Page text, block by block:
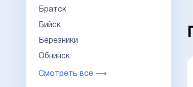
Братск
Бийск
Березники
Обнинск
Смотреть все ⟶